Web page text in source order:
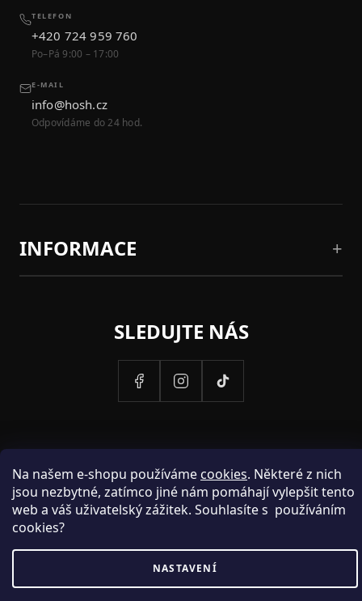
Na našem e-shopu používáme cookies. Některé z nich
jsou nezbytné, zatímco jiné nám pomáhají vylepšit tento
web a váš uživatelský zážitek. Souhlasíte s používáním
cookies?
NASTAVENÍ
TELEFON
+420 724 959 760
Po–Pá 9:00 – 17:00
E-MAIL
info@hosh.cz
Odpovídáme do 24 hod.
INFORMACE
SLEDUJTE NÁS
PROVOZOVATELEM STRANEK HOSH.CZ JE SPOLECNOST PAK
FASHION S.R.O., IC: 25774701.